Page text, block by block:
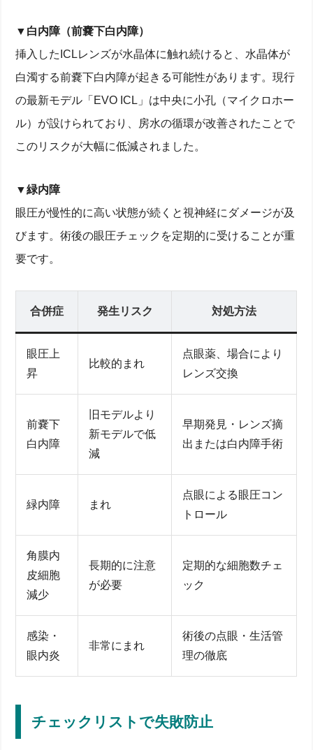
▼白内障（前嚢下白内障）
挿入したICLレンズが水晶体に触れ続けると、水晶体が
白濁する前嚢下白内障が起きる可能性があります。現行
の最新モデル「EVO ICL」は中央に小孔（マイクロホー
ル）が設けられており、房水の循環が改善されたことで
このリスクが大幅に低減されました。
▼緑内障
眼圧が慢性的に高い状態が続くと視神経にダメージが及
びます。術後の眼圧チェックを定期的に受けることが重
要です。
合併症 発生リスク 対処方法
眼圧上
昇
比較的まれ
点眼薬、場合により
レンズ交換
前嚢下
白内障
旧モデルより
新モデルで低
減
早期発見・レンズ摘
出または白内障手術
緑内障 まれ
点眼による眼圧コン
トロール
角膜内
皮細胞
減少
長期的に注意
が必要
定期的な細胞数チェ
ック
感染・
眼内炎
非常にまれ
術後の点眼・生活管
理の徹底
チェックリストで失敗防止